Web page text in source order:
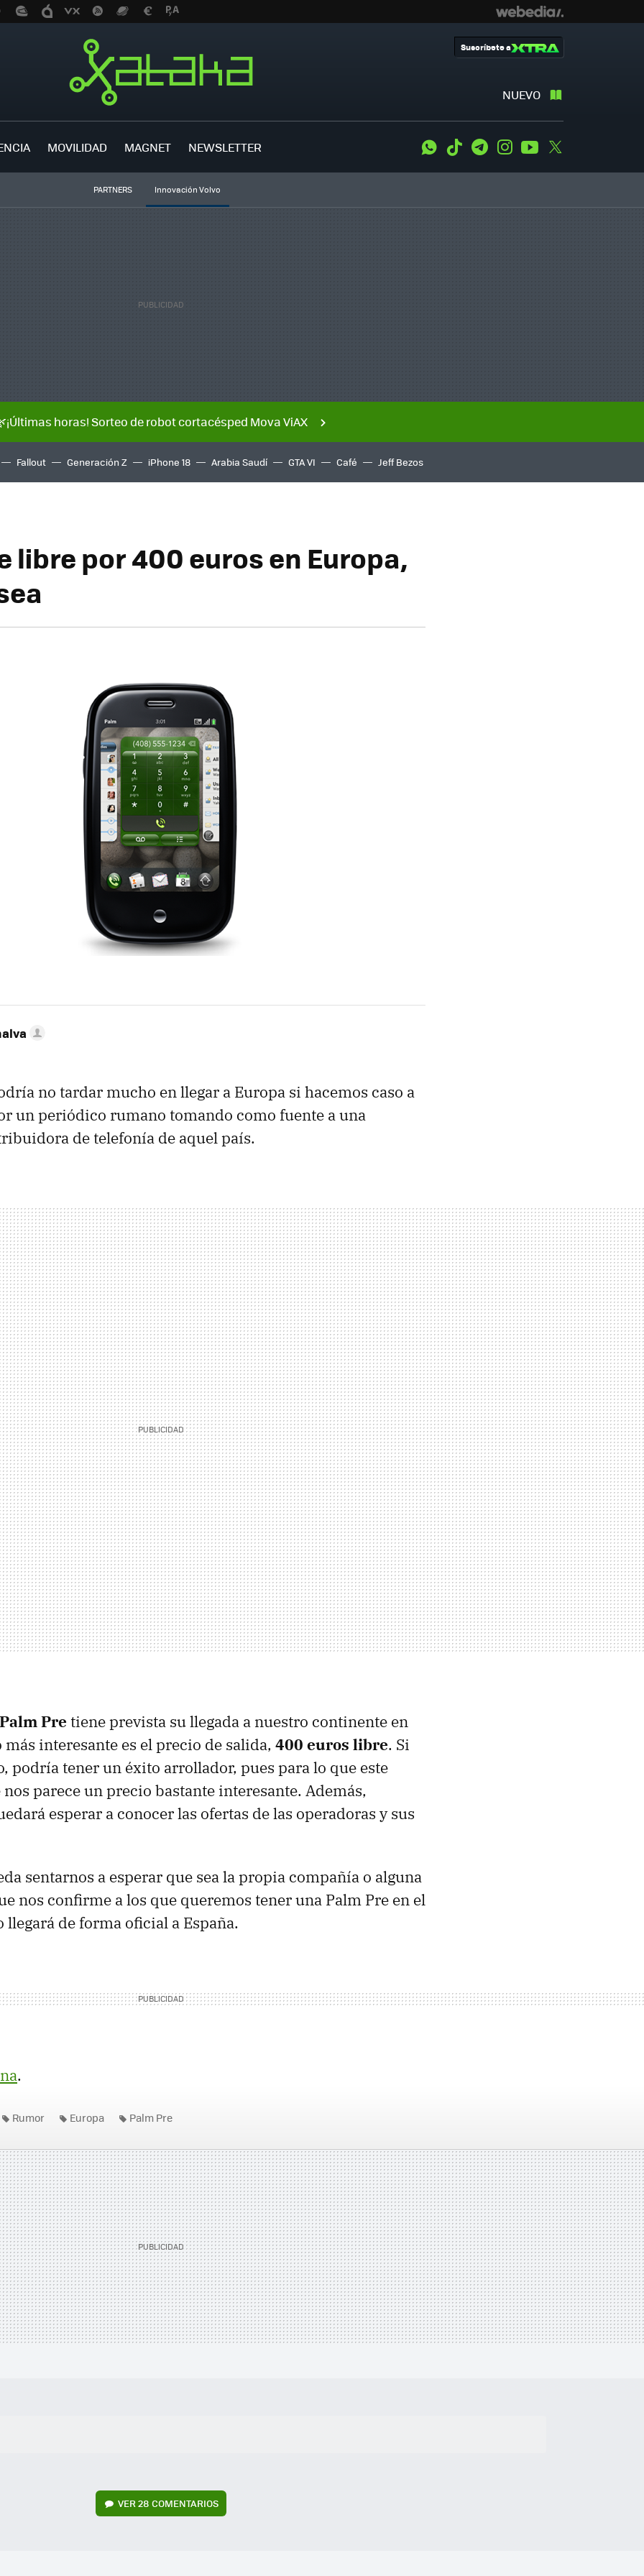
NUEVO
Suscríbete a
MOVILIDAD MAGNET NEWSLETTER WhatsApp
Tiktok TelegramInstagramYoutube
PARTNERS Innovación Volvo
horas! Sorteo de robot cortacésped Mova ViAX
Fallout Generación Z iPhone 18 Arabia Saudí GTA VI Café Jeff Bezos
libre por 400 euros en Europa,
no tardar mucho en llegar a Europa si hacemos caso a
un periódico rumano tomando como fuente a una
de telefonía de aquel país.
Palm Pre tiene prevista su llegada a nuestro continente en
interesante es el precio de salida, 400 euros libre. Si
podría tener un éxito arrollador, pues para lo que este
parece un precio bastante interesante. Además,
esperar a conocer las ofertas de las operadoras y sus
sentarnos a esperar que sea la propia compañía o alguna
nos confirme a los que queremos tener una Palm Pre en el
de forma oficial a España.
.
Rumor Europa Palm Pre
VER28 COMENTARIOS